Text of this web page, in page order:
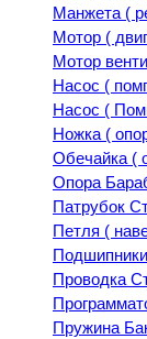
Манжета (
Мотор (
Мотор
Насос (
Насос (
Ножка (
Обечайка (
Опора
Патрубок
Петля (
Подшипники
Проводка
Пружина